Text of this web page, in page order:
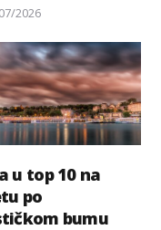
2026
u top 10 na
po
bumu